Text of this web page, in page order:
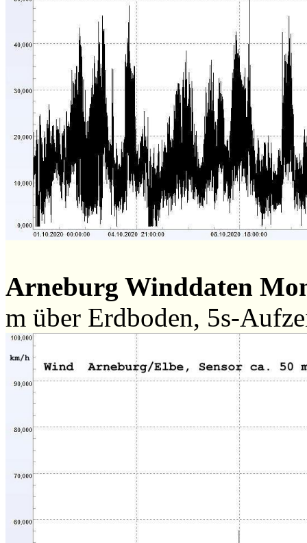
Arneburg Winddaten
m über Erdboden, 5s-